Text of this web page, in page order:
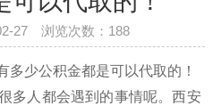
27 浏览次数：188
多少公积金都是可以代取的！
多人都会遇到的事情呢。西安